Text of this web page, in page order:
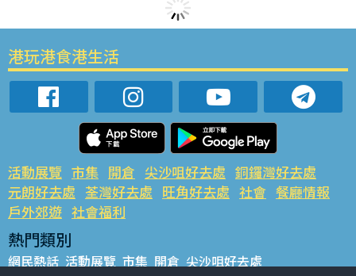
港玩港食港生活
活動展覽 市集 開倉 尖沙咀好去處 銅鑼灣好去處
元朗好去處 荃灣好去處 旺角好去處 社會 餐廳情報
戶外郊遊 社會福利
熱門類別
網民熱話 活動展覽 市集 開倉 尖沙咀好去處